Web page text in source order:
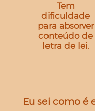
Tem
dificuldade
para absorver
conteúdo de
letra de lei.
Eu sei como é